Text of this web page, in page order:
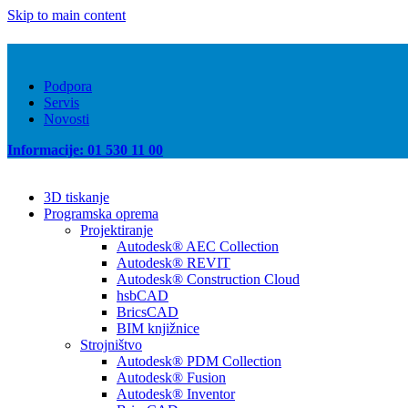
Skip to main content
Podpora
Servis
Novosti
Informacije: 01 530 11 00
3D tiskanje
Programska oprema
Projektiranje
Autodesk® AEC Collection
Autodesk® REVIT
Autodesk® Construction Cloud
hsbCAD
BricsCAD
BIM knjižnice
Strojništvo
Autodesk® PDM Collection
Autodesk® Fusion
Autodesk® Inventor